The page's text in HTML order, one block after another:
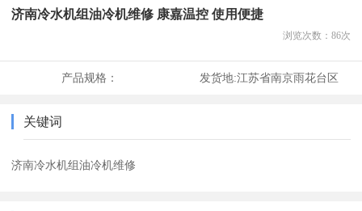
济南冷水机组油冷机维修 康嘉温控 使用便捷
浏览次数： 86次
产品规格： 发货地:江苏省南京雨花台区
关键词
济南冷水机组油冷机维修